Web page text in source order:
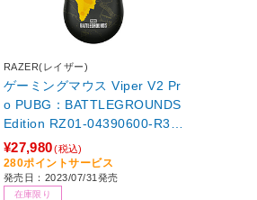
RAZER(レイザー)
ゲーミングマウス Viper V2 Pr
o PUBG：BATTLEGROUNDS
Edition RZ01-04390600-R3M
1 ［光学式 /有線／無線(ワイ
ヤレス) /5ボタン /USB］ 【85
2】
¥27,980(税込)
280ポイントサービス
発売日：2023/07/31発売
在庫限り